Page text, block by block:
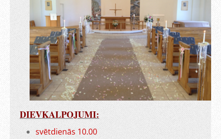
DIEVKALPOJUMI:
svētdienās 10.00